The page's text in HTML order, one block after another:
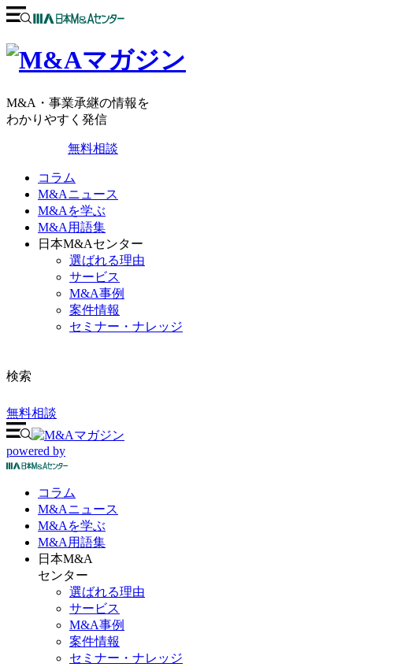
M&A・事業承継の情報を
わかりやすく発信
無料相談
コラム
M&Aニュース
M&Aを学ぶ
M&A用語集
日本M&Aセンター
選ばれる理由
サービス
M&A事例
案件情報
セミナー・ナレッジ
検索
無料相談
powered by
コラム
M&Aニュース
M&Aを学ぶ
M&A 用語集
日本M&A
センター
選ばれる理由
サービス
M&A事例
案件情報
セミナー・ナレッジ